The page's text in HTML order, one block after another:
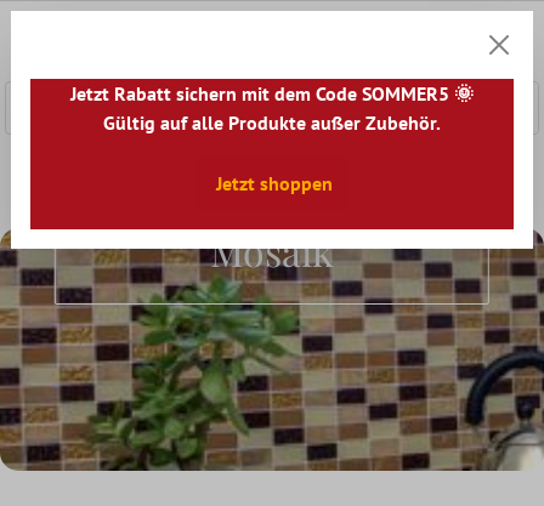
Selbstklebende Mosaik
Selbstklebende
Mosaik
Jetzt Rabatt sichern mit dem Code SOMMER5 🌞
Gültig auf alle Produkte außer Zubehör.
Jetzt shoppen